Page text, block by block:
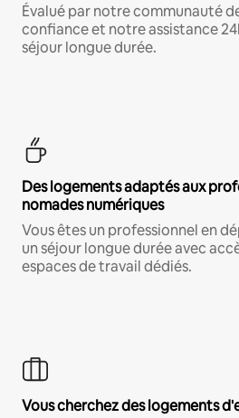
Évalué par notre communauté
confiance et notre assistance
séjour longue durée.
Des logements adaptés aux
nomades numériques
Vous êtes un professionnel en
un séjour longue durée avec
espaces de travail dédiés.
Vous cherchez des logements